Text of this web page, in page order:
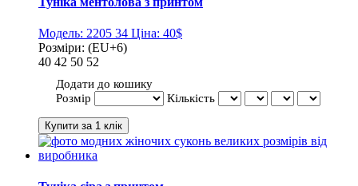
Модель: 2205 34 Ціна: 40$
Розміри: (EU+6)
40 42 50 52
Додати до кошику
Розмір
Кількість